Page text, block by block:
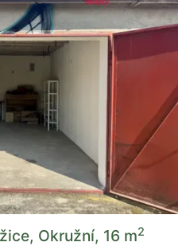
Okružní, 16 m2